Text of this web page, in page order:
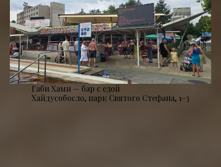
Габи Хами — бар с едой
Хайдусобосло, парк Святого Стефана, 1–3